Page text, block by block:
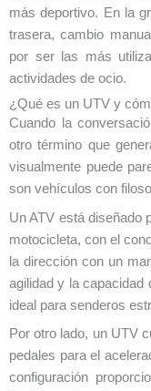
más deportivo. En la
trasera, cambio
por ser las más
actividades de ocio.
¿Qué es un UTV y
Cuando la
otro término que
visualmente puede
son vehículos con
Un ATV está diseñado
motocicleta, con el
la dirección con un
agilidad y la capacidad
ideal para senderos
Por otro lado, un UTV
pedales para el
configuración